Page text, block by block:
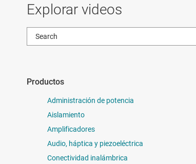
Explorar videos
Productos
Administración de potencia
Aislamiento
Amplificadores
Audio, háptica y piezoeléctrica
Conectividad inalámbrica